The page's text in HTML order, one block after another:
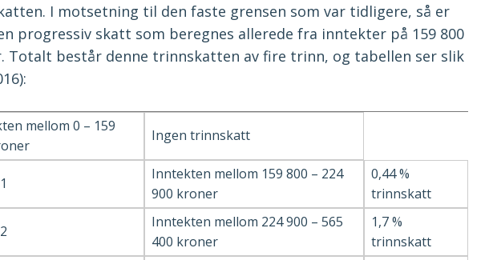
I motsetning til den faste grensen som var tidligere, så er
progressiv skatt som beregnes allerede fra inntekter på 159 800
Totalt består denne trinnskatten av fire trinn, og tabellen ser slik
mellom 0 – 159
Ingen trinnskatt
Inntekten mellom 159 800 – 224
900 kroner
0,44 %
trinnskatt
Inntekten mellom 224 900 – 565
400 kroner
1,7 %
trinnskatt